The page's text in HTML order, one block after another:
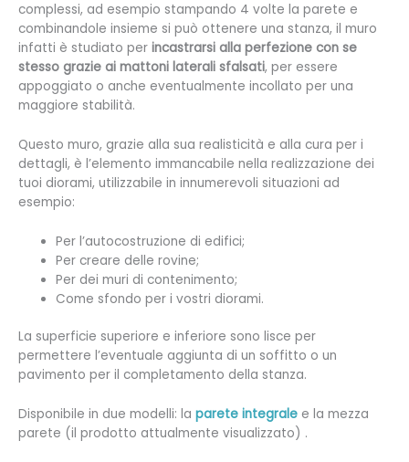
complessi, ad esempio stampando 4 volte la parete e
combinandole insieme si può ottenere una stanza, il muro
infatti è studiato per incastrarsi alla perfezione con se
stesso grazie ai mattoni laterali sfalsati, per essere
appoggiato o anche eventualmente incollato per una
maggiore stabilità.
Questo muro, grazie alla sua realisticità e alla cura per i
dettagli, è l’elemento immancabile nella realizzazione dei
tuoi diorami, utilizzabile in innumerevoli situazioni ad
esempio:
Per l’autocostruzione di edifici;
Per creare delle rovine;
Per dei muri di contenimento;
Come sfondo per i vostri diorami.
La superficie superiore e inferiore sono lisce per
permettere l’eventuale aggiunta di un soffitto o un
pavimento per il completamento della stanza.
Disponibile in due modelli: la parete integrale e la mezza
parete (il prodotto attualmente visualizzato) .